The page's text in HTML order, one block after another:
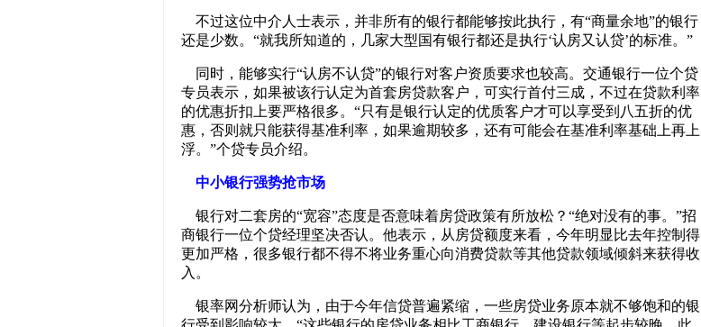
不过这位中介人士表示，并非所有的银行都能够按此执行，有“商量余地”的银行
还是少数。“就我所知道的，几家大型国有银行都还是执行‘认房又认贷’的标准。”
同时，能够实行“认房不认贷”的银行对客户资质要求也较高。交通银行一位个贷
专员表示，如果被该行认定为首套房贷款客户，可实行首付三成，不过在贷款利率
的优惠折扣上要严格很多。“只有是银行认定的优质客户才可以享受到八五折的优
惠，否则就只能获得基准利率，如果逾期较多，还有可能会在基准利率基础上再上
浮。”个贷专员介绍。
中小银行强势抢市场
银行对二套房的“宽容”态度是否意味着房贷政策有所放松？“绝对没有的事。”招
商银行一位个贷经理坚决否认。他表示，从房贷额度来看，今年明显比去年控制得
更加严格，很多银行都不得不将业务重心向消费贷款等其他贷款领域倾斜来获得收
入。
银率网分析师认为，由于今年信贷普遍紧缩，一些房贷业务原本就不够饱和的银